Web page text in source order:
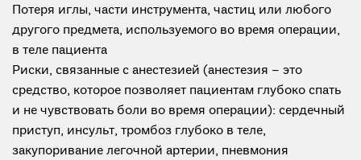
Потеря иглы, части инструмента, частиц или любого
другого предмета, используемого во время операции,
в теле пациента
Риски, связанные с анестезией (анестезия – это
средство, которое позволяет пациентам глубоко спать
и не чувствовать боли во время операции): сердечный
приступ, инсульт, тромбоз глубоко в теле,
закупоривание легочной артерии, пневмония